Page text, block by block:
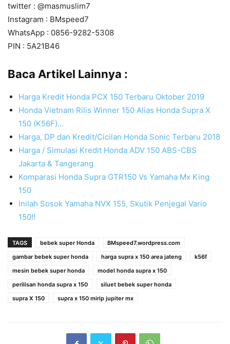
twitter : @masmuslim7
Instagram : BMspeed7
WhatsApp : 0856-9282-5308
PIN : 5A21B46
Baca Artikel Lainnya :
Harga Kredit Honda PCX 150 Terbaru Oktober 2019
Honda Vietnam Rilis Winner 150 Alias Honda Supra X
150 (K56F)…
Harga, DP dan Kredit/Cicilan Honda Sonic Terbaru 2018
Harga / Simulasi Kredit Honda ADV 150 ABS-CBS
Jakarta & Tangerang
Komparasi Honda Supra GTR150 Vs Yamaha Mx King
150
Inilah Sosok Yamaha NVX 155, Skutik Penjegal Vario
150!!
TAGS bebek super Honda
BMspeed7.wordpress.com
gambar bebek super honda
harga supra x 150 area jateng
k56f
mesin bebek super honda
model honda supra x 150
perilisan honda supra x 150
siluet bebek super honda
supra X 150
supra x 150 mirip jupiter mx